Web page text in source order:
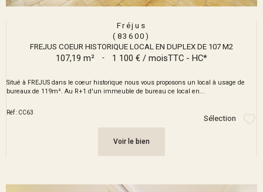
Fréjus
(83600)
FREJUS COEUR HISTORIQUE LOCAL EN DUPLEX DE 107 M2
107,19 m² - 1 100 € / moisTTC - HC*
Situé à FREJUS dans le coeur historique nous vous proposons un local à usage de
bureaux de 119m². Au R+1 d'un immeuble de bureau ce local en...
Réf : CC63
Sélection
Voir le bien